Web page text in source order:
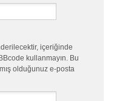
içeriğinde
kullanmayın. Bu
olduğunuz e-posta